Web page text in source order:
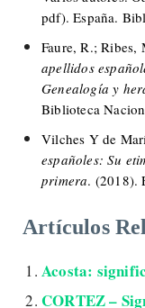
pdf). España.
Faure, R.;
apellidos
Genealogía y
Biblioteca
Vilches Y de
españoles: Su
primera. (2018).
Artículos
Acosta:
CORTEZ –